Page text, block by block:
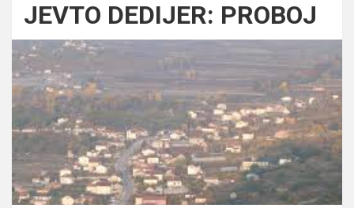
JEVTO DEDIJER: PROBOJ